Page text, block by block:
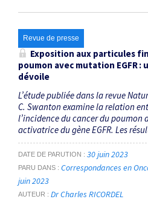
Revue de presse
Exposition aux particules
poumon avec mutation EGFR :
dévoile
L’étude publiée dans la revue
C. Swanton examine la relation
l’incidence du cancer du poumon
activatrice du gène EGFR. Les
DATE DE PARUTION 30 juin 2023
PARU DANS
Correspondances en
juin 2023
AUTEUR Dr Charles RICORDEL